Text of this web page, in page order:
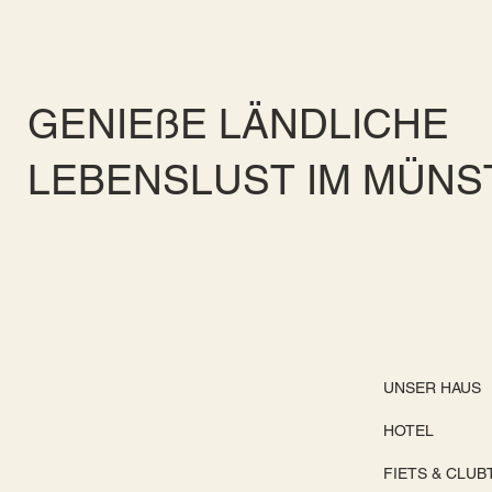
GENIEßE LÄNDLICHE
LEBENSLUST IM
UNSER HAUS
HOTEL
FIETS &